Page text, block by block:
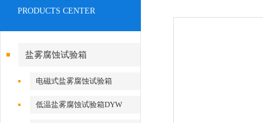
PRODUCTS CENTER
盐雾腐蚀试验箱
电磁式盐雾腐蚀试验箱
DYWX/P-250
低温盐雾腐蚀试验箱DYW